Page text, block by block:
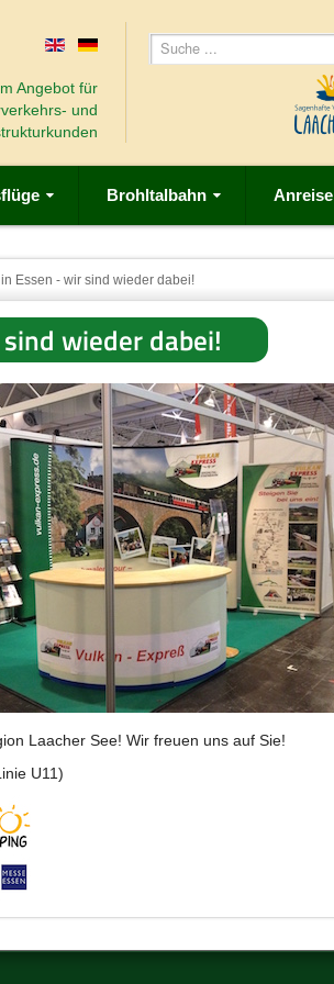
Angebot für
und
Brohltalbahn Anreise
Essen - wir sind wieder dabei!
wieder dabei!
Laacher See! Wir freuen uns auf Sie!
U11)